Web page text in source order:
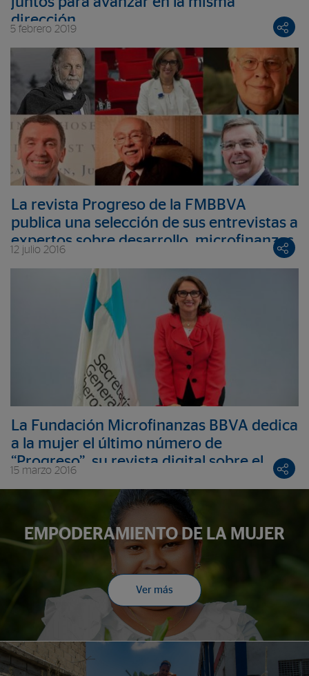
dirección
5 febrero 2019
La revista Progreso de la FMBBVA
publica una selección de sus entrevistas a
expertos sobre desarrollo, microfinanzas,
gobierno corporativo e igualdad
12 julio 2016
La Fundación Microfinanzas BBVA dedica
a la mujer el último número de
“Progreso”, su revista digital sobre el
15 marzo 2016
EMPODERAMIENTO DE LA MUJER
Ver más